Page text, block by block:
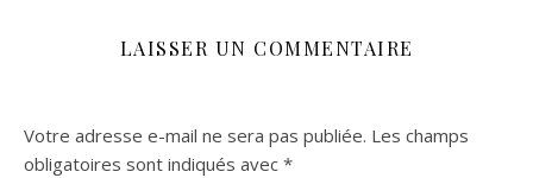
LAISSER UN COMMENTAIRE
Votre adresse e-mail ne sera pas publiée. Les champs
obligatoires sont indiqués avec *